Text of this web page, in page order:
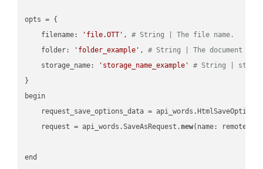
opts = {
    filename:
'file.OTT' , # String | The file name.
    folder:
'folder_example' , # String | The document
    storage_name:
'storage_name_example'
# String |
}
begin
request_save_options_data =
    request = api_words.SaveAsRequest.
new(name: